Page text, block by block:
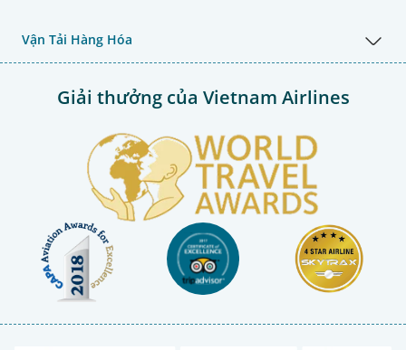
Vận Tải Hàng Hóa
Giải thưởng của Vietnam Airlines